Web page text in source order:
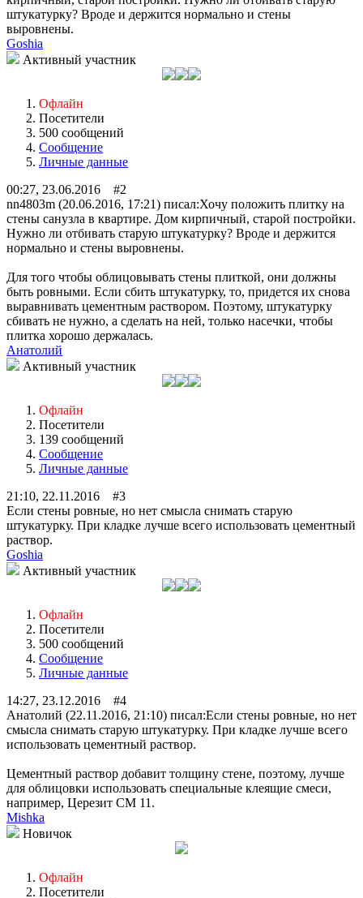
штукатурку? Вроде и держится нормально и стены
выровнены.
Goshia
Активный участник
Офлайн
Посетители
500 сообщений
Сообщение
Личные данные
00:27, 23.06.2016 #2
nn4803m (20.06.2016, 17:21) писал:Хочу положить плитку на
стены санузла в квартире. Дом кирпичный, старой постройки.
Нужно ли отбивать старую штукатурку? Вроде и держится
нормально и стены выровнены.
Для того чтобы облицовывать стены плиткой, они должны
быть ровными. Если сбить штукатурку, то, придется их снова
выравнивать цементным раствором. Поэтому, штукатурку
сбивать не нужно, а сделать на ней, только насечки, чтобы
плитка хорошо держалась.
Анатолий
Активный участник
Офлайн
Посетители
139 сообщений
Сообщение
Личные данные
21:10, 22.11.2016 #3
Если стены ровные, но нет смысла снимать старую
штукатурку. При кладке лучше всего использовать цементный
раствор.
Goshia
Активный участник
Офлайн
Посетители
500 сообщений
Сообщение
Личные данные
14:27, 23.12.2016 #4
Анатолий (22.11.2016, 21:10) писал:Если стены ровные, но нет
смысла снимать старую штукатурку. При кладке лучше всего
использовать цементный раствор.
Цементный раствор добавит толщину стене, поэтому, лучше
для облицовки использовать специальные клеящие смеси,
например, Церезит СМ 11.
Mishka
Новичок
Офлайн
Посетители